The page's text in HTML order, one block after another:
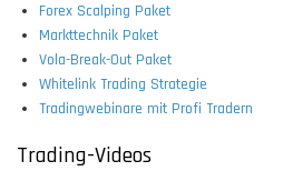
Forex Scalping Paket
Markttechnik Paket
Vola-Break-Out Paket
Whitelink Trading Strategie
Tradingwebinare mit Profi Tradern
Trading-Videos